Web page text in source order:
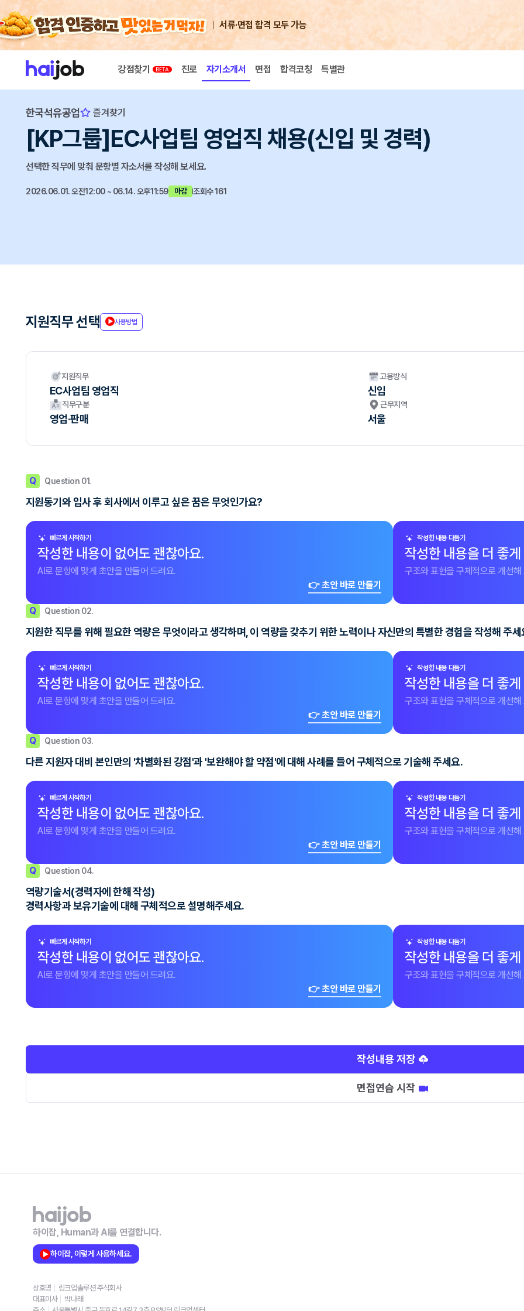
서류·면접 합격 모두 가능
강점찾기 진로 자기소개서 면접 합격코칭 특별관
한국석유공업 즐겨찾기
[KP그룹]EC사업팀 영업직 채용(신입 및 경력)
선택한 직무에 맞춰 문항별 자소서를 작성해 보세요.
2026.06.01. 오전12:00 ~ 06.14. 오후11:59 마감 조회수 161
지원직무 선택 사용방법
지원직무
EC사업팀 영업직
고용방식
신입
직무구분
영업·판매
근무지역
서울
Q Question 01.
지원동기와 입사 후 회사에서 이루고 싶은 꿈은 무엇인가요?
빠르게 시작하기
작성한 내용이 없어도 괜찮아요.
AI로 문항에 맞게 초안을 만들어 드려요.
👉 초안 바로 만들기
작성한 내용 다듬기
작성한 내용을 더 좋
구조와 표현을 구체적으로 개선해
Q Question 02.
지원한 직무를 위해 필요한 역량은 무엇이라고 생각하며, 이 역량을 갖추기 위한 노력이나 자신만의 특별한 경험을 작성해 주세
빠르게 시작하기
작성한 내용이 없어도 괜찮아요.
AI로 문항에 맞게 초안을 만들어 드려요.
👉 초안 바로 만들기
작성한 내용 다듬기
작성한 내용을 더 좋
구조와 표현을 구체적으로 개선해
Q Question 03.
다른 지원자 대비 본인만의 '차별화된 강점'과 '보완해야 할 약점'에 대해 사례를 들어 구체적으로 기술해 주세요.
빠르게 시작하기
작성한 내용이 없어도 괜찮아요.
AI로 문항에 맞게 초안을 만들어 드려요.
👉 초안 바로 만들기
작성한 내용 다듬기
작성한 내용을 더 좋
구조와 표현을 구체적으로 개선해
Q Question 04.
역량기술서(경력자에 한해 작성)
경력사항과 보유기술에 대해 구체적으로 설명해주세요.
빠르게 시작하기
작성한 내용이 없어도 괜찮아요.
AI로 문항에 맞게 초안을 만들어 드려요.
👉 초안 바로 만들기
작성한 내용 다듬기
작성한 내용을 더 좋
구조와 표현을 구체적으로 개선해
작성내용 저장
면접연습 시작
하이잡, Human과 AI를 연결합니다.
하이잡, 이렇게 사용하세요.
상호명
링크업솔루션 주식회사
대표이사
박나래